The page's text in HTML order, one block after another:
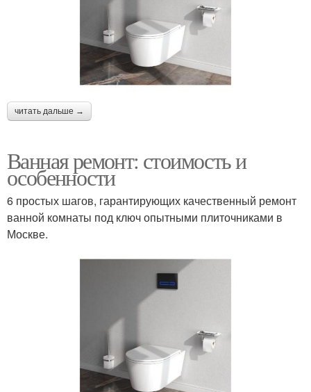
читать дальше →
Ванная ремонт: стоимость и
особенности
6 простых шагов, гарантирующих качественный ремонт
ванной комнаты под ключ опытными плиточниками в
Москве.